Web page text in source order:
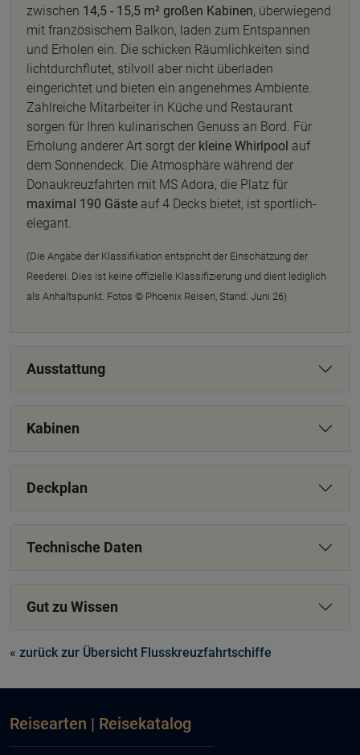
zwischen 14,5 - 15,5 m² großen Kabinen, überwiegend
mit französischem Balkon, laden zum Entspannen
und Erholen ein. Die schicken Räumlichkeiten sind
lichtdurchflutet, stilvoll aber nicht überladen
eingerichtet und bieten ein angenehmes Ambiente.
Zahlreiche Mitarbeiter in Küche und Restaurant
sorgen für Ihren kulinarischen Genuss an Bord. Für
Erholung anderer Art sorgt der kleine Whirlpool auf
dem Sonnendeck. Die Atmosphäre während der
Donaukreuzfahrten mit MS Adora, die Platz für
maximal 190 Gäste auf 4 Decks bietet, ist sportlich-
elegant.
(Die Angabe der Klassifikation entspricht der Einschätzung der
Reederei. Dies ist keine offizielle Klassifizierung und dient lediglich
als Anhaltspunkt. Fotos © Phoenix Reisen, Stand: Juni 26)
Ausstattung
Kabinen
Deckplan
Technische Daten
Gut zu Wissen
« zurück zur Übersicht Flusskreuzfahrtschiffe
Reisearten | Reisekatalog